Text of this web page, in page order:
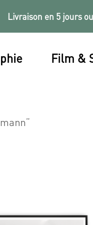
Livraison en 5 jours
Film &